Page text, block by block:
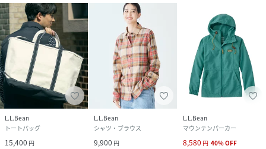
L.L.Bean
トートバッグ
15,400 円
L.L.Bean
シャツ・ブラウス
9,900 円
L.L.Bean
マウンテンパーカー
8,580 円 40%OFF